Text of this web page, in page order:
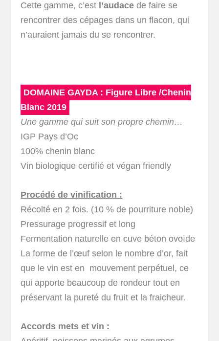
Cette gamme, c’est l’audace de faire se
rencontrer des cépages dans un flacon, qui
n’auraient jamais du se rencontrer.
DOMAINE GAYDA : Figure Libre /Chenin
Blanc 2019
Une gamme qui suit son propre chemin…
IGP Pays d’Oc
100% chenin blanc
Vin biologique certifié et végan friendly
Procédé de vinification :
Récolté en 2 fois. (10 % de pourriture noble)
Pressurage progressif et long
Fermentation naturelle en cuve béton ovoïde
La forme de l’œuf selon le nombre d’or, fait
que le vin est en mouvement perpétuel, ce
qui apporte beaucoup de rondeur tout en
préservant la pureté du fruit et la fraicheur.
Accords mets et vin :